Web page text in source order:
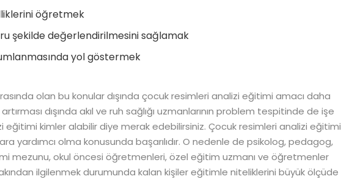
öğretmek
şekilde değerlendirilmesini sağlamak
yol göstermek
olan bu konular dışında çocuk resimleri analizi eğitimi amacı daha
dışında akıl ve ruh sağlığı uzmanlarının problem tespitinde de işe
eğitimi kimler alabilir diye merak edebilirsiniz. Çocuk resimleri analizi eğitimi
yardımcı olma konusunda başarılıdır. O nedenle de psikolog, pedagog,
mezunu, okul öncesi öğretmenleri, özel eğitim uzmanı ve öğretmenler
ilgilenmek durumunda kalan kişiler eğitimle niteliklerini büyük ölçüde